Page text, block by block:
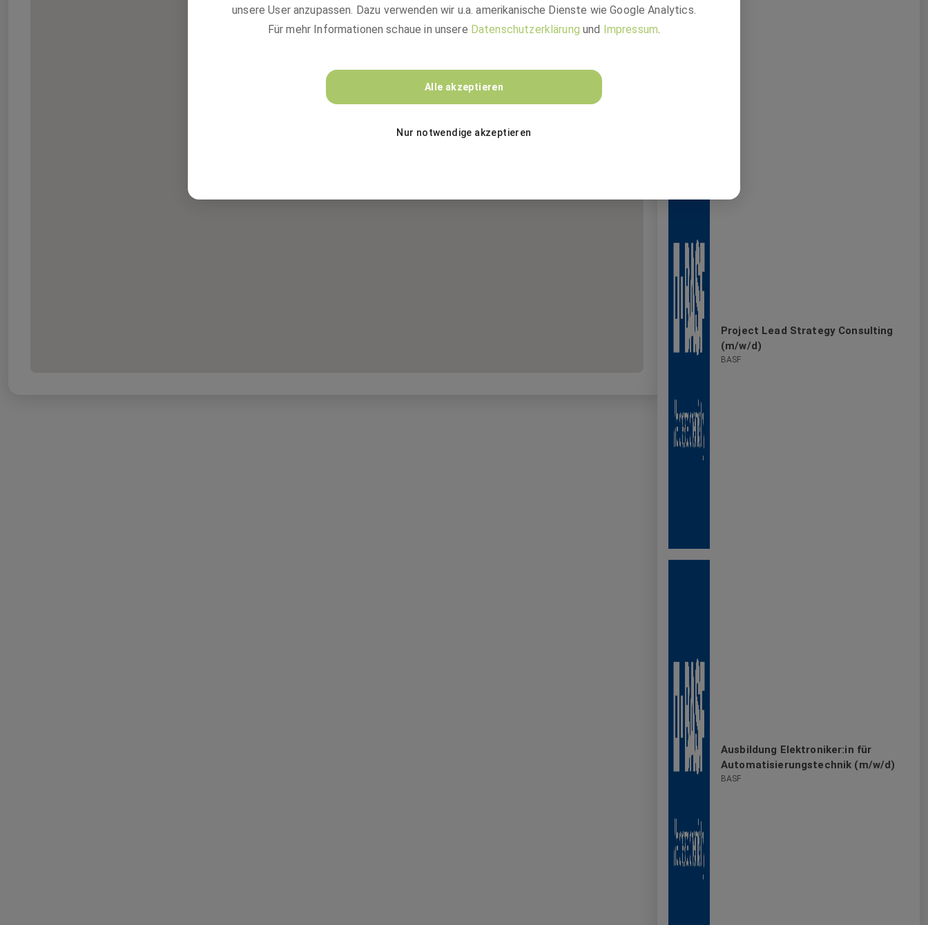
Project Lead Strategy Consulting
(m/w/d)
BASF
Ausbildung Elektroniker:in für
Automatisierungstechnik (m/w/d)
BASF
unsere User anzupassen. Dazu verwenden wir u.a. amerikanische Dienste wie Google Analytics.
Für mehr Informationen schaue in unsere Datenschutzerklärung und Impressum.
Alle akzeptieren
Nur notwendige akzeptieren